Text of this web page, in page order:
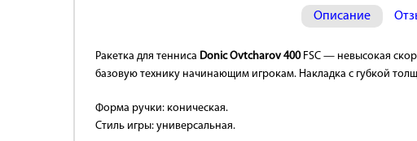
Описание
Ракетка для тенниса Donic Ovtcharov 400FSC — невысокая
базовую технику начинающим игрокам. Накладка с губкой
Форма ручки: коническая.
Стиль игры: универсальная.